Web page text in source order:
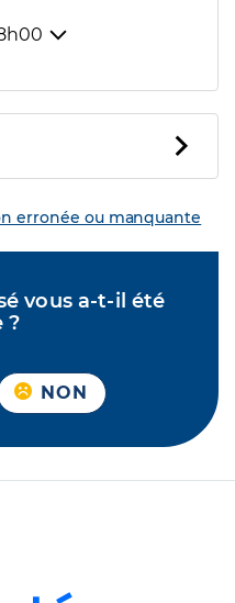
erronée ou manquante
vous a-t-il été
?
NON